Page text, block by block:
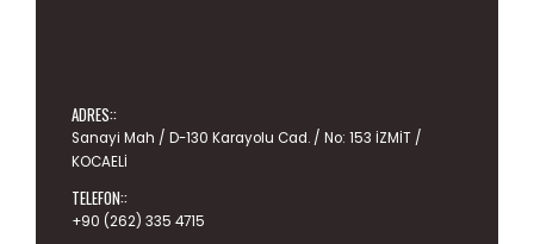
ADRES::
Sanayi Mah / D-130 Karayolu Cad. / No: 153 İZMİT /
KOCAELİ
TELEFON::
+90 (262) 335 4715